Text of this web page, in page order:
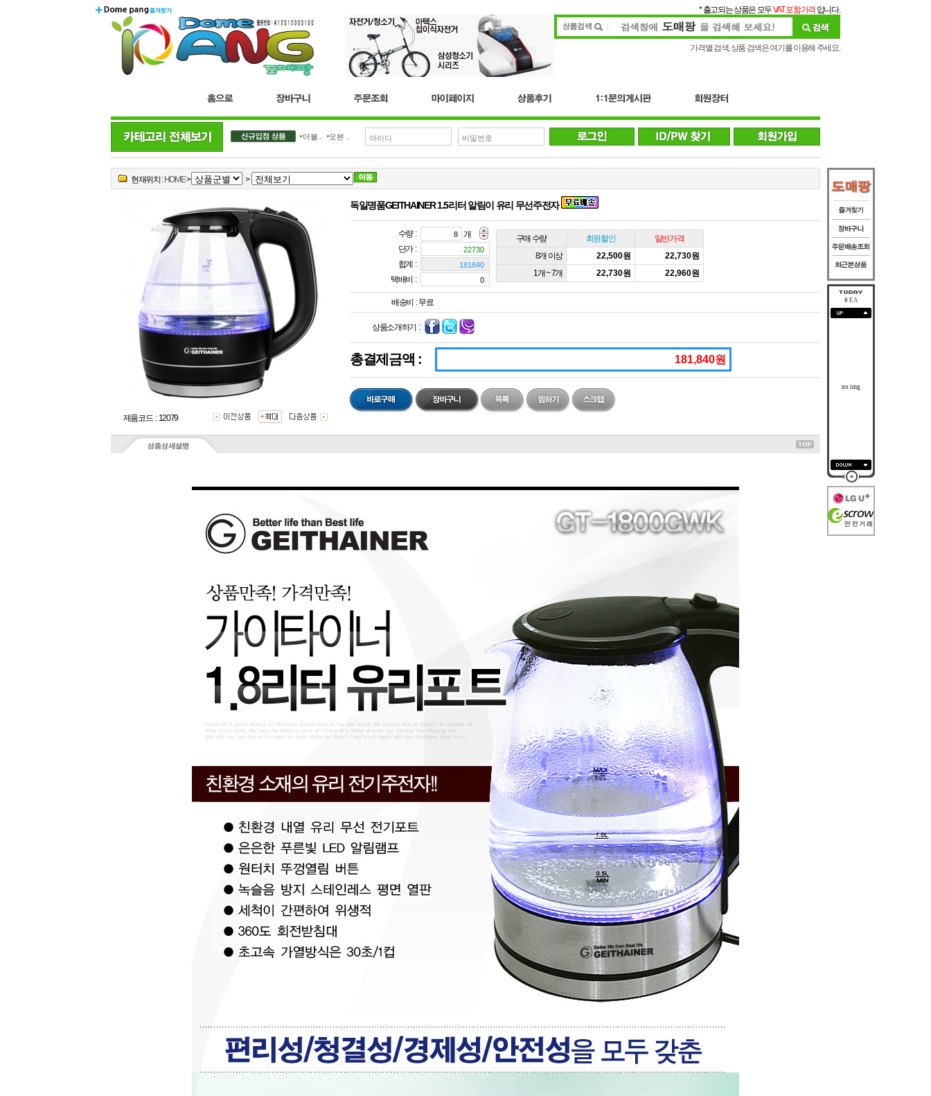
* 출고되는 상품은 모두VAT 포함가격 입니다.
가격별 검색, 상품 검색은 여기를 이용해 주세요.
더블.. 오븐 ..
현재위치 : HOME> >
제품코드 : 12079
독일명품GEITHAINER 1.5리터 알림이 유리 무선주전자
수량 :
개
단가 :
합계 :
택배비 :
구매 수량 회원할인
일반가격
8개 이상
22,500원
22,730원
1개 ~ 7개
22,730원 22,960원
배송비 : 무료
상품소개하기 :
총결제금액 : 181,840원
0EA
no img